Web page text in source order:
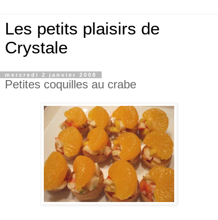
Les petits plaisirs de
Crystale
mercredi 2 janvier 2008
Petites coquilles au crabe